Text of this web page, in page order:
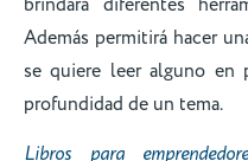
Además permitirá hacer
se quiere leer alguno en
profundidad de un tema.
Libros para